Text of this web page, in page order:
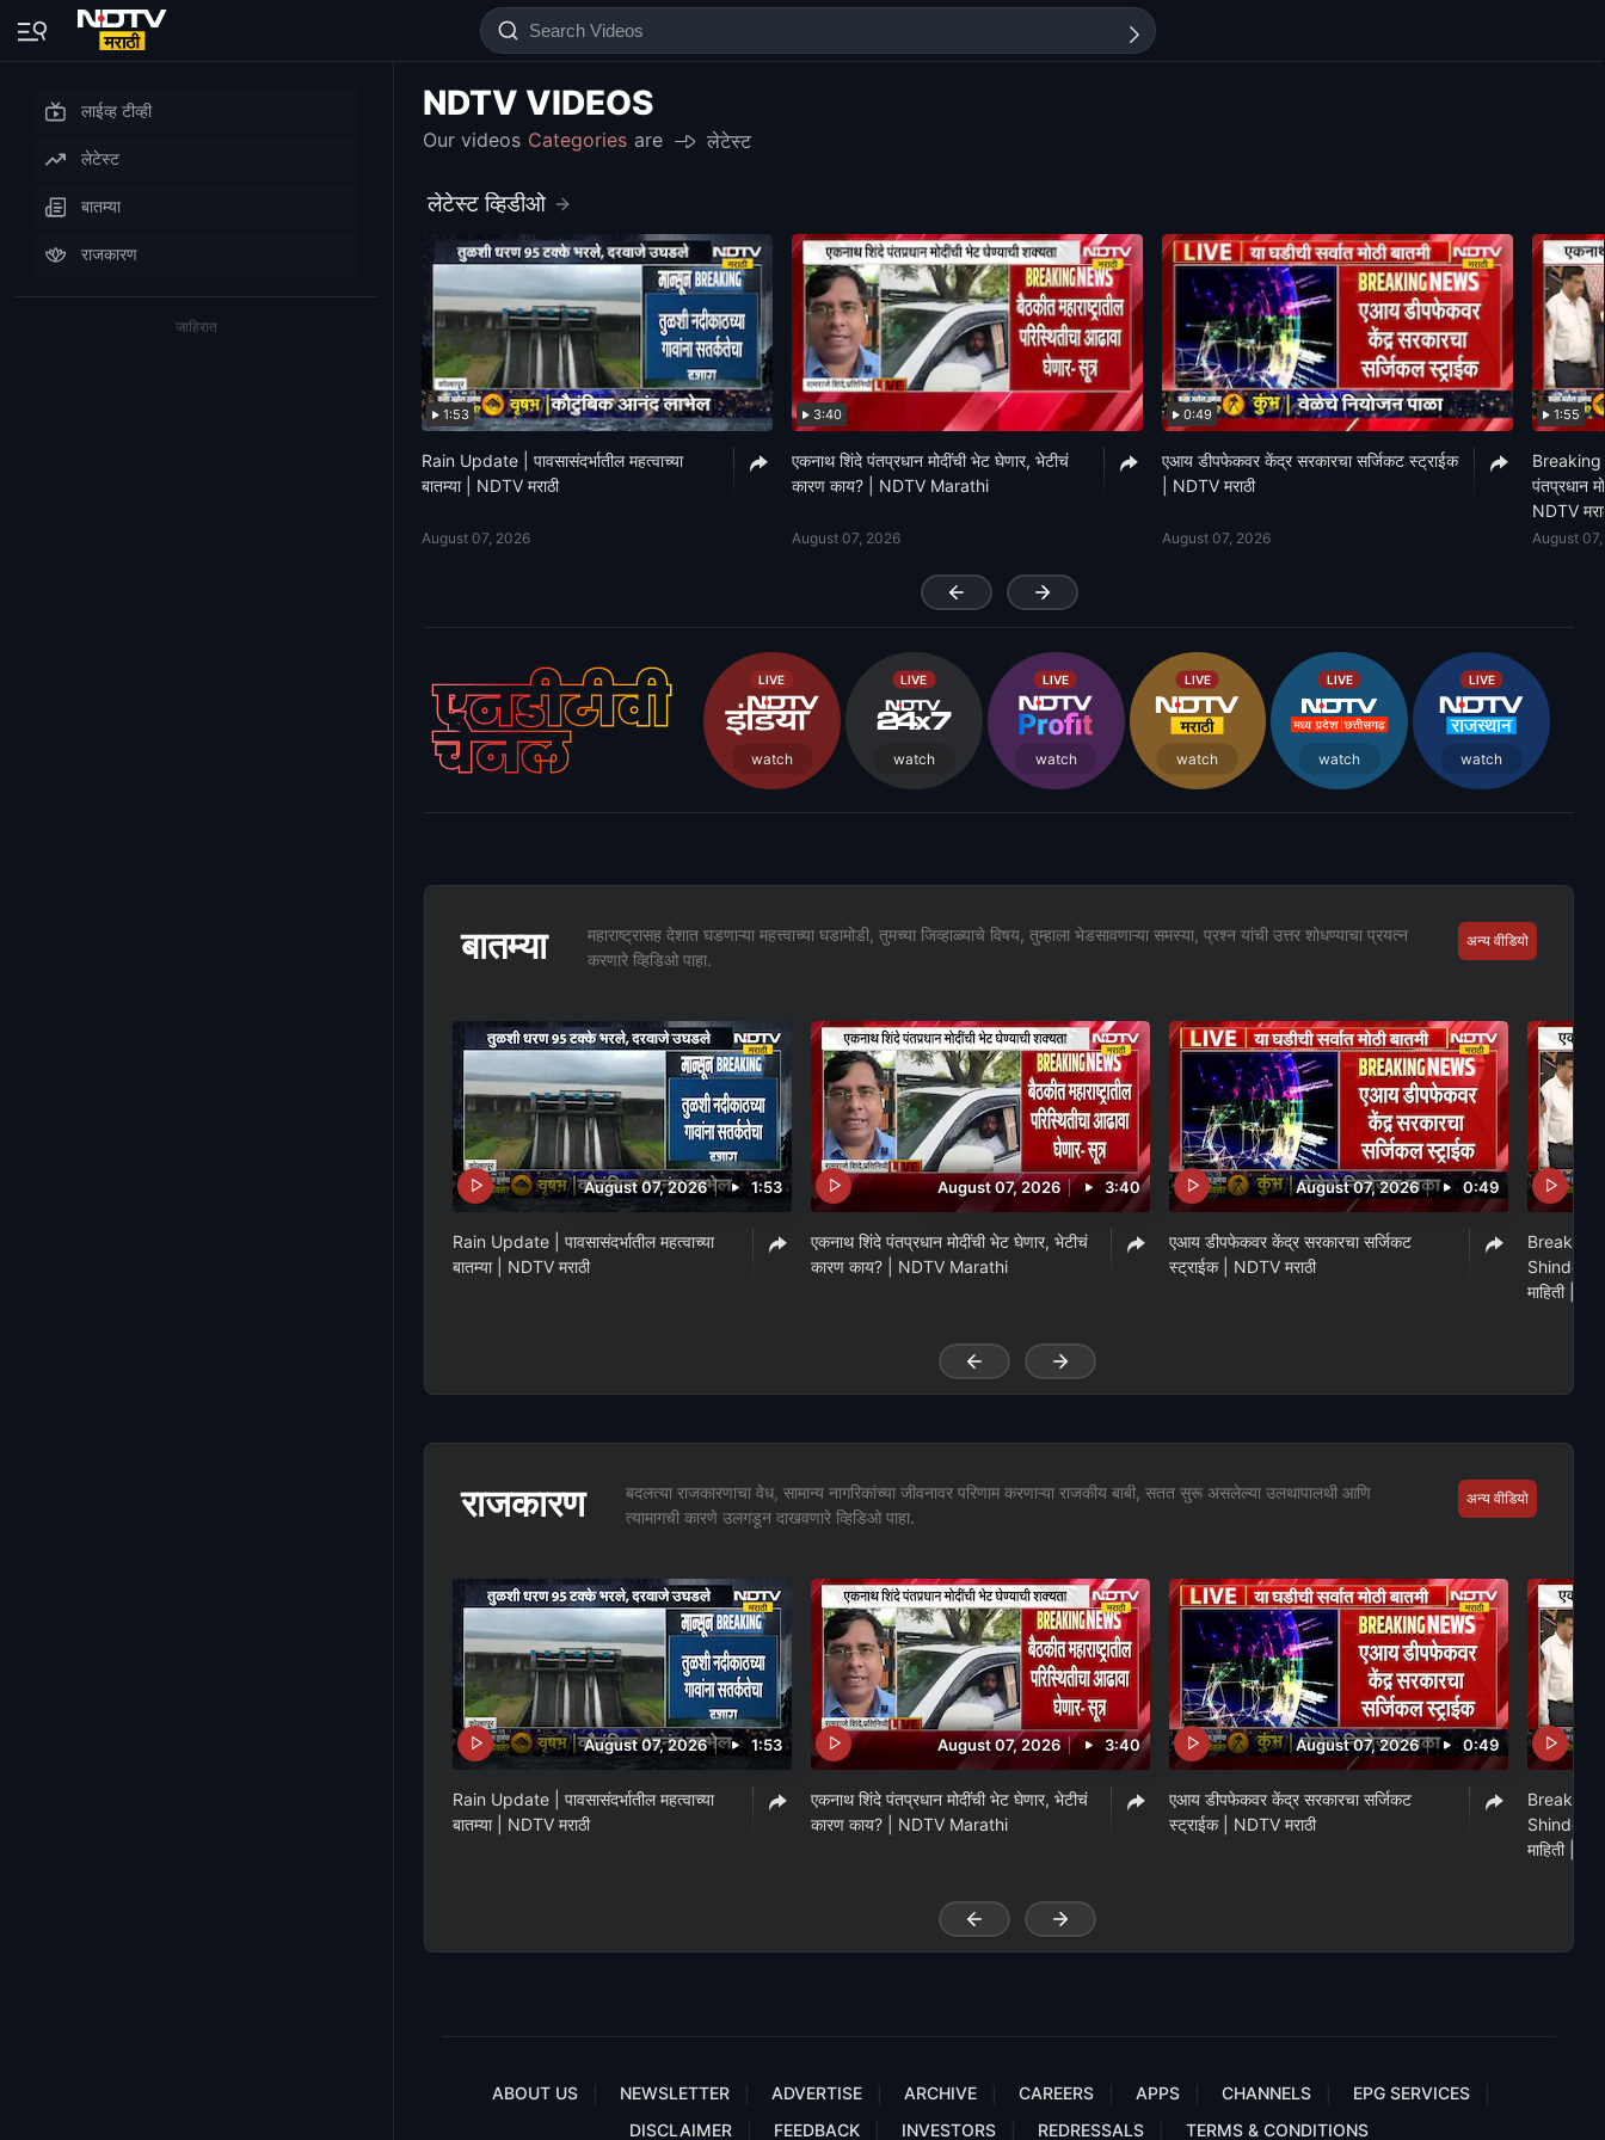
लाईव्ह टीव्ही
लेटेस्ट
बातम्या
राजकारण
जाहिरात
NDTV VIDEOS
Our videos Categories are लेटेस्ट
लेटेस्ट व्हिडीओ
1:53
Rain Update | पावसासंदर्भातील महत्वाच्या
बातम्या | NDTV मराठी
August 07, 2026
3:40
एकनाथ शिंदे पंतप्रधान मोदींची भेट घेणार, भेटीचं
कारण काय? | NDTV Marathi
August 07, 2026
0:49
एआय डीपफेकवर केंद्र सरकारचा सर्जिकट स्ट्राईक
| NDTV मराठी
August 07, 2026
1:55
पंतप्रधान
NDTV
August
एनडीटीवी
चैनल
LIVE
watch
LIVE
watch
LIVE
watch
LIVE
watch
LIVE
watch
LIVE
watch
बातम्या
महाराष्ट्रासह देशात घडणाऱ्या महत्त्वाच्या घडामोडी, तुमच्या जिव्हाळ्याचे विषय, तुम्हाला भेडसावणाऱ्या समस्या, प्रश्न यांची उत्तर शोधण्याचा प्रयत्न
करणारे व्हिडिओ पाहा.
अन्य वीडियो
August 07, 2026 1:53
Rain Update | पावसासंदर्भातील महत्वाच्या
बातम्या | NDTV मराठी
August 07, 2026 3:40
एकनाथ शिंदे पंतप्रधान मोदींची भेट घेणार, भेटीचं
कारण काय? | NDTV Marathi
August 07, 2026 0:49
एआय डीपफेकवर केंद्र सरकारचा सर्जिकट
स्ट्राईक | NDTV मराठी
Breaking
Shinde
माहिती |
राजकारण
बदलत्या राजकारणाचा वेध, सामान्य नागरिकांच्या जीवनावर परिणाम करणाऱ्या राजकीय बाबी, सतत सुरू असलेल्या उलथापालथी आणि
त्यामागची कारणे उलगडून दाखवणारे व्हिडिओ पाहा.
अन्य वीडियो
August 07, 2026 1:53
Rain Update | पावसासंदर्भातील महत्वाच्या
बातम्या | NDTV मराठी
August 07, 2026 3:40
एकनाथ शिंदे पंतप्रधान मोदींची भेट घेणार, भेटीचं
कारण काय? | NDTV Marathi
August 07, 2026 0:49
एआय डीपफेकवर केंद्र सरकारचा सर्जिकट
स्ट्राईक | NDTV मराठी
Breaking
Shinde
माहिती |
ABOUT US NEWSLETTER ADVERTISE ARCHIVE CAREERS APPS CHANNELS
EPG SERVICES
DISCLAIMER
FEEDBACK INVESTORS REDRESSALS TERMS & CONDITIONS